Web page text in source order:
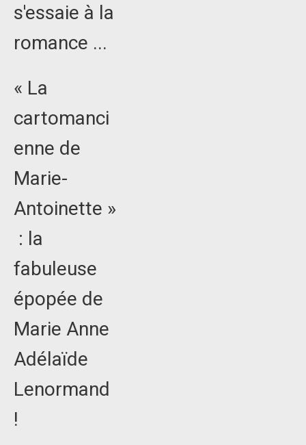
s'essaie à la
romance ...
« La
cartomanci
enne de
Marie-
Antoinette »
: la
fabuleuse
épopée de
Marie Anne
Adélaïde
Lenormand
!